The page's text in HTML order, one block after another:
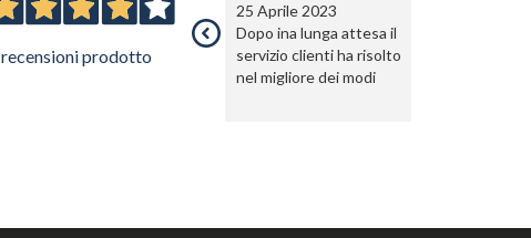
Ho preso visione dell' informativa al trattamento dati
Voglio ricevere comunicazioni su corsi, eventi, prodotti e novità di Genesi srl.
Informativa Privacy
recensioni prodotto
25 Aprile 2023
Dopo ina lunga attesa il
servizio clienti ha risolto
nel migliore dei modi